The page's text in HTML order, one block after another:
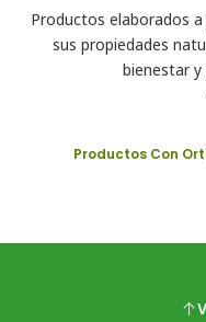
Productos elaborados
sus propiedades
bienestar
Productos Con